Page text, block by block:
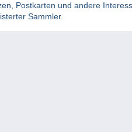
Postkarten und andere
Sammler.